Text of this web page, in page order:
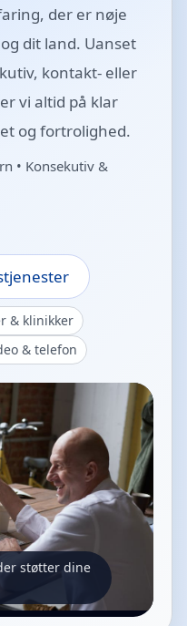
der er nøje
dit land. Uanset
kontakt- eller
vi altid på klar
og fortrolighed.
• Konsekutiv &
& klinikker
& telefon
støtter dine